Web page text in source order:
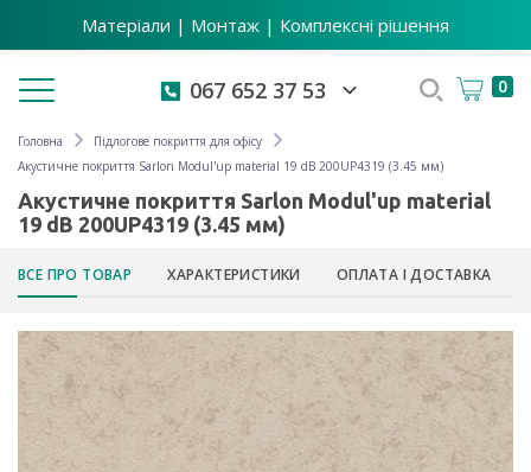
Матеріали | Монтаж | Комплексні рішення
Toggle navigation 067 652 37 53 0
Головна
Підлогове покриття для офісу
Акустичне покриття Sarlon Modul'up material 19 dB 200UP4319 (3.45 мм)
Акустичне покриття Sarlon Modul'up material
19 dB 200UP4319 (3.45 мм)
ВСЕ ПРО ТОВАР ХАРАКТЕРИСТИКИ ОПЛАТА І ДОСТАВКА